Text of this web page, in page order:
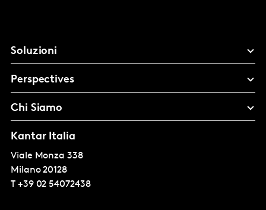
Soluzioni
Perspectives
Chi Siamo
Kantar Italia
Viale Monza 338
Milano 20128
T +39 02 54072438